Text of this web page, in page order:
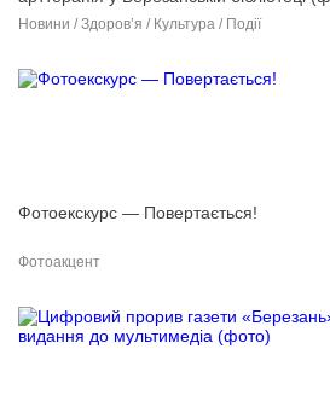
Новини / Здоров’я / Культура / Події
Фотоекскурс — Повертається!
Фотоакцент